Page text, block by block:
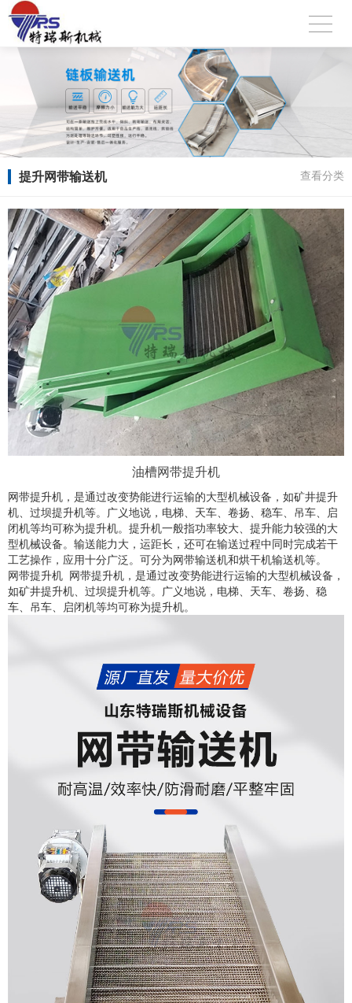
提升网带输送机 查看分类
油槽网带提升机
网带提升机，是通过改变势能进行运输的大型机械设备，如矿井提升
机、过坝提升机等。广义地说，电梯、天车、卷扬、稳车、吊车、启
闭机等均可称为提升机。提升机一般指功率较大、提升能力较强的大
型机械设备。输送能力大，运距长，还可在输送过程中同时完成若干
工艺操作，应用十分广泛。可分为网带输送机和烘干机输送机等。
网带提升机 网带提升机，是通过改变势能进行运输的大型机械设备，
如矿井提升机、过坝提升机等。广义地说，电梯、天车、卷扬、稳
车、吊车、启闭机等均可称为提升机。